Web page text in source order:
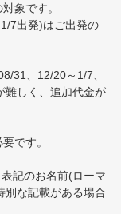
象です。
7出発)はご出発の
31、12/20～1/7、
難しく、追加代金が
です。
記のお名前(ローマ
別な記載がある場合